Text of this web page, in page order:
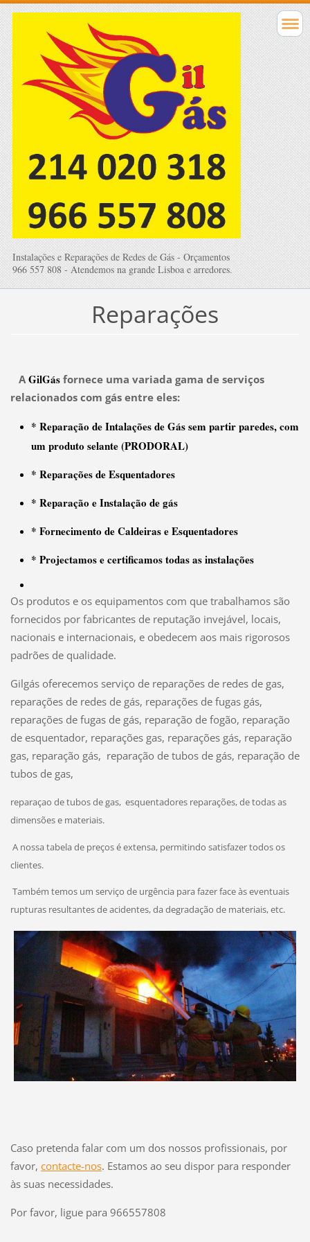
Instalações e Reparações de Redes de Gás - Orçamentos
966 557 808 - Atendemos na grande Lisboa e arredores.
Reparações
A GilGásfornece uma variada gama de serviços
relacionados com gás entre eles:
* Reparação de Intalações de Gás sem partir paredes, com
um produto selante (PRODORAL)
* Reparações de Esquentadores
* Reparação e Instalação de gás
* Fornecimento de Caldeiras e Esquentadores
* Projectamos e certificamos todas as instalações
Os produtos e os equipamentos com que trabalhamos são
fornecidos por fabricantes de reputação invejável, locais,
nacionais e internacionais, e obedecem aos mais rigorosos
padrões de qualidade.
Gilgás oferecemos serviço de reparações de redes de gas,
reparações de redes de gás, reparações de fugas gás,
reparações de fugas de gás, reparação de fogão, reparação
de esquentador, reparações gas, reparações gás, reparação
gas, reparação gás, reparação de tubos de gás, reparação de
tubos de gas,
reparaçao de tubos de gas, esquentadores reparações, de todas as
dimensões e materiais.
A nossa tabela de preços é extensa, permitindo satisfazer todos os
clientes.
Também temos um serviço de urgência para fazer face às eventuais
rupturas resultantes de acidentes, da degradação de materiais, etc.
Caso pretenda falar com um dos nossos profissionais, por
favor, contacte-nos. Estamos ao seu dispor para responder
às suas necessidades.
Por favor, ligue para 966557808